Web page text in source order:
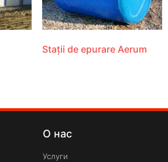
Stații de epurare Aerum
О нас
Услуги